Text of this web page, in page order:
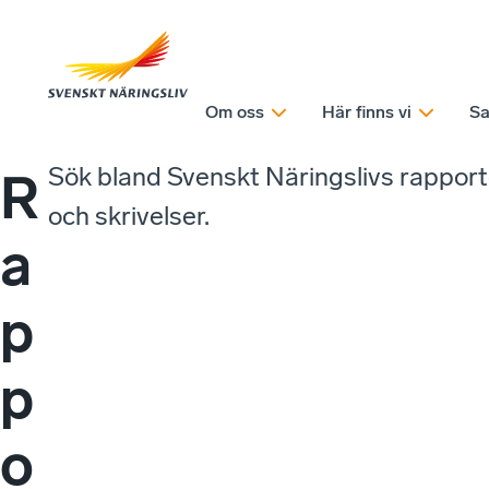
Om oss Här finns vi
R
a
p
p
o
Sök bland Svenskt Näringslivs
och skrivelser.